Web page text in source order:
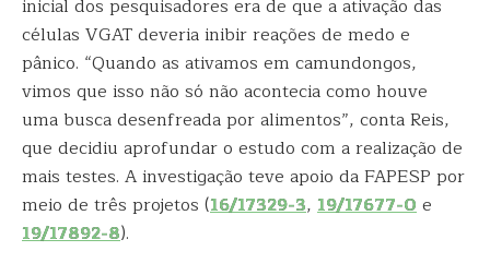
inicial dos pesquisadores era de que a ativação das
células VGAT deveria inibir reações de medo e
pânico. “Quando as ativamos em camundongos,
vimos que isso não só não acontecia como houve
uma busca desenfreada por alimentos”, conta Reis,
que decidiu aprofundar o estudo com a realização de
mais testes. A investigação teve apoio da FAPESP por
meio de três projetos (16/17329-3, 19/17677-0e
19/17892-8).